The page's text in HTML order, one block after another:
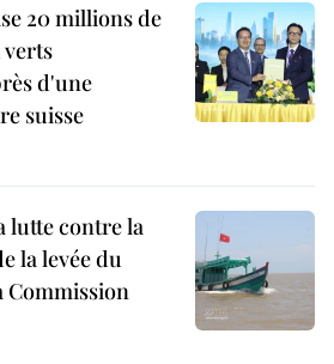
20 millions de
d'une
suisse
lutte contre la
la levée du
Commission